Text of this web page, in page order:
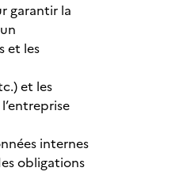
garantir la
et les
et les
internes
obligations